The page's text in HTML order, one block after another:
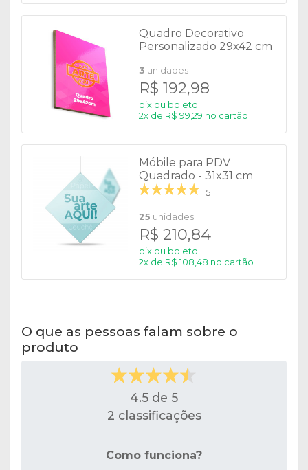
Quadro Decorativo
Personalizado 29x42 cm
3 unidades
R$ 192,98
pix ou boleto
2x de R$ 99,29 no cartão
Móbile para PDV
Quadrado - 31x31 cm
5
25 unidades
R$ 210,84
pix ou boleto
2x de R$ 108,48 no cartão
O que as pessoas falam sobre o
produto
4.5 de 5
2 classificações
Como funciona?